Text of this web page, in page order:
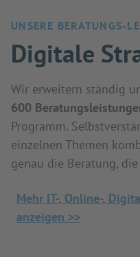
UNSERE BERATUNGS-
Digitale
Wir erweitern ständig
600
Programm.
einzelnen Themen
genau die Beratung,
Mehr IT-, Online-,
anzeigen >>